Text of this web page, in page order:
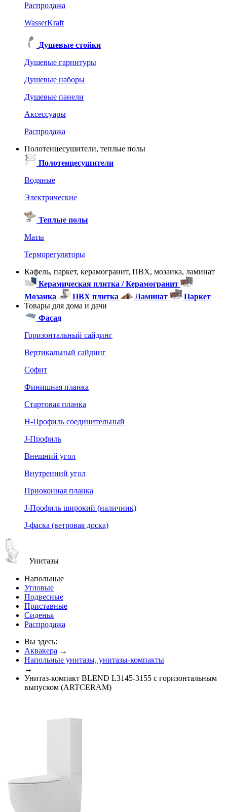
Распродажа
WasserKraft
Душевые стойки
Душевые гарнитуры
Душевые наборы
Душевые панели
Аксессуары
Распродажа
Полотенцесушители, теплые полы
Полотенцесушители
Водяные
Электрические
Теплые полы
Маты
Терморегуляторы
Кафель, паркет, керамогранит, ПВХ, мозаика, ламинат
Керамическая плитка / Керамогранит
Мозаика
ПВХ плитка Ламинат
Паркет
Товары для дома и дачи
Фасад
Горизонтальный сайдинг
Вертикальный сайдинг
Софит
Финишная планка
Стартовая планка
Н-Профиль соединительный
J-Профиль
Внешний угол
Внутренний угол
Приоконная планка
J-Профиль широкий (наличник)
J-фаска (ветровая доска)
Унитазы
Напольные
Угловые
Подвесные
Приставные
Сиденья
Распродажа
Вы здесь:
Аквакера →
Напольные унитазы, унитазы-компакты
→
Унитаз-компакт BLEND L3145-3155 с горизонтальным
выпуском (ARTCERAM)